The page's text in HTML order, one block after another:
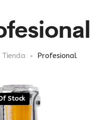
Tienda Profesional
Stock